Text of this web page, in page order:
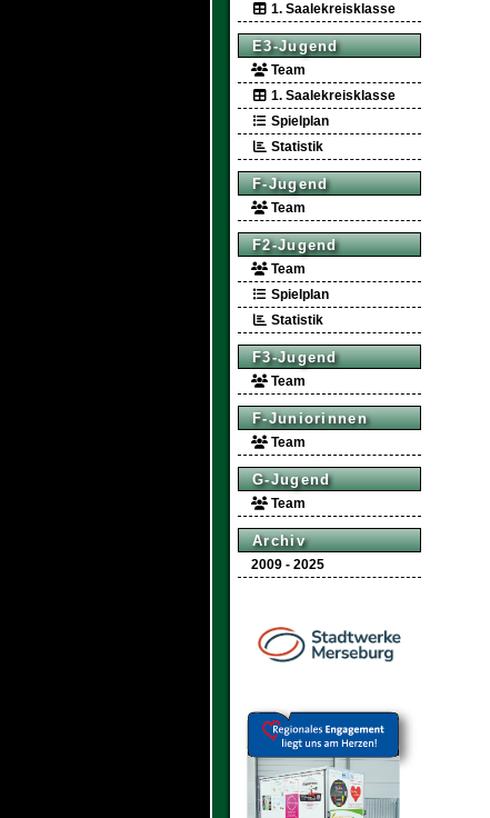
1. Saalekreisklasse
E3-Jugend
Team
1. Saalekreisklasse
Spielplan
Statistik
F-Jugend
Team
F2-Jugend
Team
Spielplan
Statistik
F3-Jugend
Team
F-Juniorinnen
Team
G-Jugend
Team
Archiv
2009 - 2025